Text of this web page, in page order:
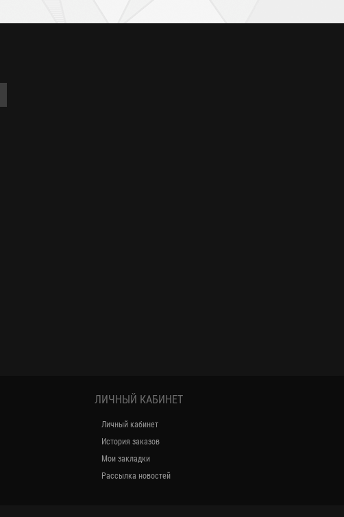
ЛИЧНЫЙ КАБИНЕТ
Личный кабинет
История заказов
Мои закладки
Рассылка новостей